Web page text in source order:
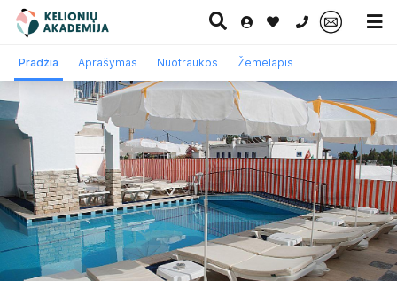
0 700 11007
Paskutinė
minutė
Pažintinės
kelionės
Egzotinės
kelionės
Kruizai
Pradžia Aprašymas Nuotraukos Žemėlapis